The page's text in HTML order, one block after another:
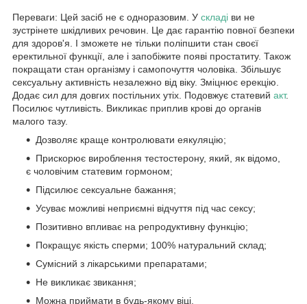
Переваги: Цей засіб не є одноразовим. У складі ви не
зустрінете шкідливих речовин. Це дає гарантію повної безпеки
для здоров'я. І зможете не тільки поліпшити стан своєї
еректильної функції, але і запобіжите появі простатиту. Також
покращати стан організму і самопочуття чоловіка. Збільшує
сексуальну активність незалежно від віку. Зміцнює ерекцію.
Додає сил для довгих постільних утіх. Подовжує статевий акт.
Посилює чутливість. Викликає приплив крові до органів
малого тазу.
Дозволяє краще контролювати еякуляцію;
Прискорює вироблення тестостерону, який, як відомо,
є чоловічим статевим гормоном;
Підсилює сексуальне бажання;
Усуває можливі неприємні відчуття під час сексу;
Позитивно впливає на репродуктивну функцію;
Покращує якість сперми; 100% натуральний склад;
Сумісний з лікарськими препаратами;
Не викликає звикання;
Можна приймати в будь-якому віці.